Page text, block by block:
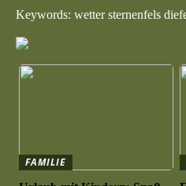
Keywords: wetter sternenfels
FAMILIE